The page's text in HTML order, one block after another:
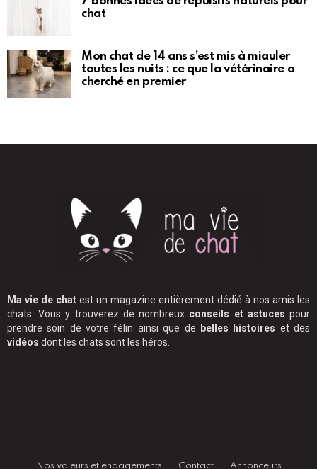
chat
Mon chat de 14 ans s’est mis à miauler
toutes les nuits : ce que la vétérinaire a
cherché en premier
Ma vie de chat est un magazine entièrement dédié à nos amis les
chats. Vous y trouverez de nombreux conseils et astuces pour
prendre soin de votre félin ainsi que de belles histoires et des
vidéos dont les chats sont les héros.
Nos valeurs et engagements Contact Annonceurs